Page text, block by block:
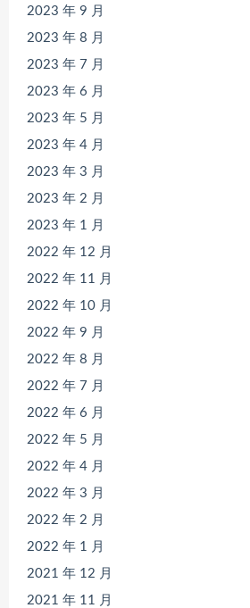
2023 年 9 月
2023 年 8 月
2023 年 7 月
2023 年 6 月
2023 年 5 月
2023 年 4 月
2023 年 3 月
2023 年 2 月
2023 年 1 月
2022 年 12 月
2022 年 11 月
2022 年 10 月
2022 年 9 月
2022 年 8 月
2022 年 7 月
2022 年 6 月
2022 年 5 月
2022 年 4 月
2022 年 3 月
2022 年 2 月
2022 年 1 月
2021 年 12 月
2021 年 11 月